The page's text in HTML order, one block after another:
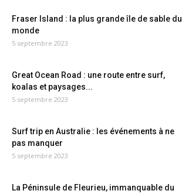
Fraser Island : la plus grande île de sable du
monde
5 septembre 2023
Great Ocean Road : une route entre surf,
koalas et paysages...
5 septembre 2023
Surf trip en Australie : les événements à ne
pas manquer
5 septembre 2023
La Péninsule de Fleurieu, immanquable du